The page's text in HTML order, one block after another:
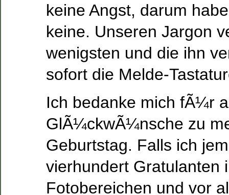
keine Angst, darum
keine. Unseren Jargon
wenigsten und die ihn
sofort die Melde-
Ich bedanke mich fÃ¼r
GlÃ¼ckwÃ¼nsche zu
Geburtstag. Falls ich
vierhundert Gratulanten
Fotobereichen und vor